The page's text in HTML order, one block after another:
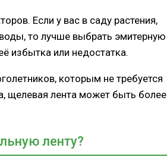
Если у вас в саду растения,
то лучше выбрать эмитерную
избытка или недостатка.
которым не требуется
щелевая лента может быть более
ленту?